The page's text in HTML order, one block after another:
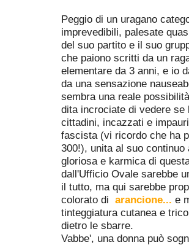
Peggio di un uragano
imprevedibili, palesate
del suo partito e il suo
che paiono scritti da un
elementare da 3 anni, e io
da una sensazione
sembra una reale
dita incrociate di vedere
cittadini, incazzati e
fascista (vi ricordo che ha
300!), unita al suo
gloriosa e karmica di
dall'Ufficio Ovale sarebbe
il tutto, ma qui sarebbe
colorato di arancione... e
tinteggiatura cutanea e
dietro le sbarre.
Vabbe', una donna può